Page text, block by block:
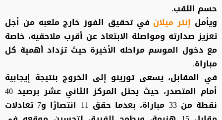
حسم اللقب.
ويأمل إنتر ميلان في تحقيق الفوز خارج ملعبه من أجل
تعزيز صدارته ومواصلة الابتعاد عن أقرب ملاحقيه، خاصة
مع دخول الموسم مراحله الأخيرة حيث تزداد أهمية كل
مباراة.
في المقابل، يسعى تورينو إلى الخروج بنتيجة إيجابية
أمام المتصدر، حيث يحتل المركز الثاني عشر برصيد 40
نقطة من 33 مباراة، بعدما حقق 11 انتصارًا و7 تعادلات